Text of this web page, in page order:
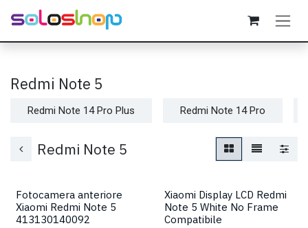
Passa al contenuto
Redmi Note 5
Redmi Note 14 Pro Plus Redmi Note 14 Pro
Redmi Note 5
Fotocamera anteriore
Xiaomi Redmi Note 5
413130140092
Xiaomi Display LCD Redmi
Note 5 White No Frame
Compatibile